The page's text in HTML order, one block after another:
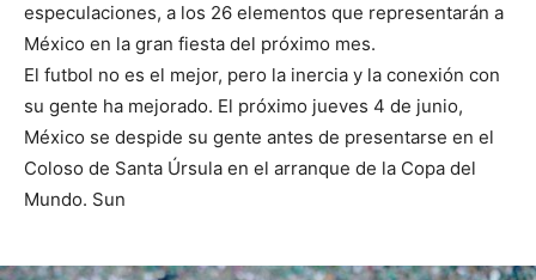
especulaciones, a los 26 elementos que representarán a
México en la gran fiesta del próximo mes.
El futbol no es el mejor, pero la inercia y la conexión con
su gente ha mejorado. El próximo jueves 4 de junio,
México se despide su gente antes de presentarse en el
Coloso de Santa Úrsula en el arranque de la Copa del
Mundo. Sun